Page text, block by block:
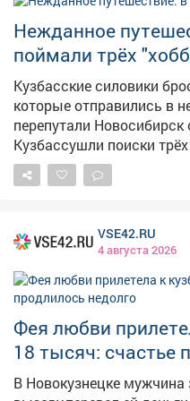
Нежданное
поймали трёх
Кузбасские силовики
которые отправились в
перепутали Новосибирск с Юргой.
Кузбассушли поиски
которые захотели
далёкое путешествие. Как сообщает во вторник
предварительной
в известность
путешествие. Молодые
Новокузнецка и
Новосибирска, однако
Росгвардии. Рано утром один из экипажей заметил
подозрительную троицу
преследователейюноши,
VSE42.RU
4 августа 2026
Фея любви
18 тысяч: счастье
В Новокузнецке мужчина